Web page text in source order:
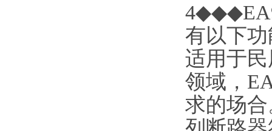
有以下
适用于
领域，
求的场